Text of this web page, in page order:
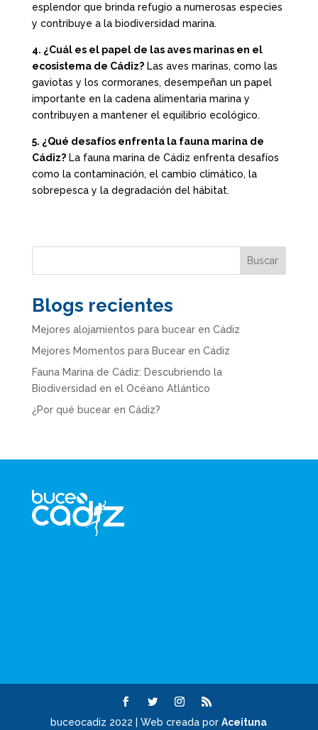
esplendor que brinda refugio a numerosas especies
y contribuye a la biodiversidad marina.
4. ¿Cuál es el papel de las aves marinas en el
ecosistema de Cádiz?Las aves marinas, como las
gaviotas y los cormoranes, desempeñan un papel
importante en la cadena alimentaria marina y
contribuyen a mantener el equilibrio ecológico.
5. ¿Qué desafíos enfrenta la fauna marina de
Cádiz?La fauna marina de Cádiz enfrenta desafíos
como la contaminación, el cambio climático, la
sobrepesca y la degradación del hábitat.
Buscar
Blogs recientes
Mejores alojamientos para bucear en Cádiz
Mejores Momentos para Bucear en Cádiz
Fauna Marina de Cádiz: Descubriendo la
Biodiversidad en el Océano Atlántico
¿Por qué bucear en Cádiz?
buceocadiz 2022 | Web creada porAceituna